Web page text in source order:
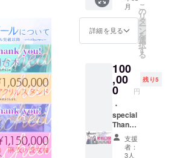
ドラマ
CD「午
前1時23
分のプ
リム
おまけ
CD ※
キャス
トトー
ク ・
「キャ
スト全
員」直
筆サイ
ン入り
月
詳細を見る
こ
の
リ
タ
ー
ン
を
選
択
す
る
100
,00
0 円
残り5
・
special
Thanks
にクレ
ジット
記載 ・
支援
者：
3人